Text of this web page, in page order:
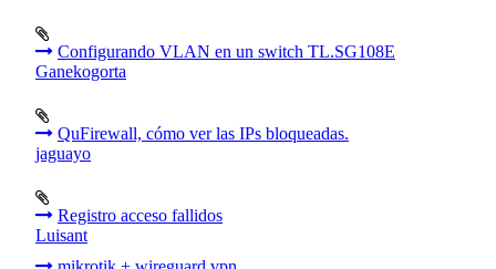
Configurando VLAN en un switch TL.SG108E
Ganekogorta
QuFirewall, cómo ver las IPs bloqueadas.
jaguayo
Registro acceso fallidos
Luisant